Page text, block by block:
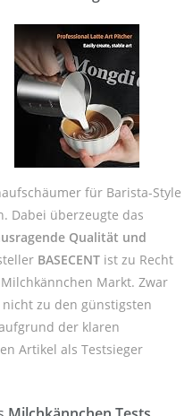
für Barista-Style
Dabei überzeugte das
Qualität und
BASECENT ist zu Recht
Markt. Zwar
zu den günstigsten
der klaren
Artikel als Testsieger